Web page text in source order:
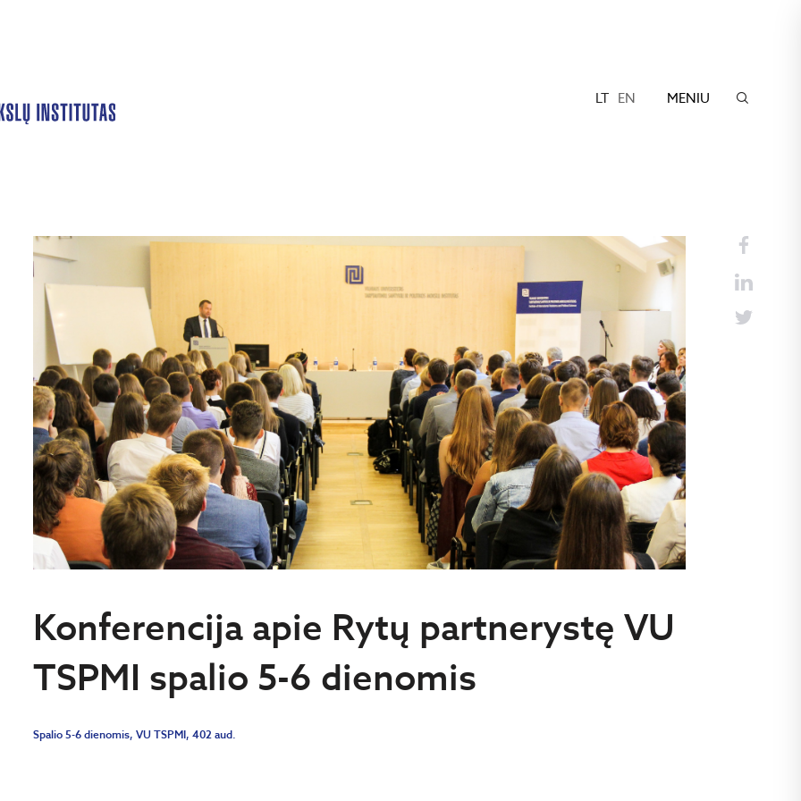
LT EN MENIU
Konferencija apie Rytų partnerystę VU
TSPMI spalio 5-6 dienomis
Spalio 5-6 dienomis, VU TSPMI, 402 aud.